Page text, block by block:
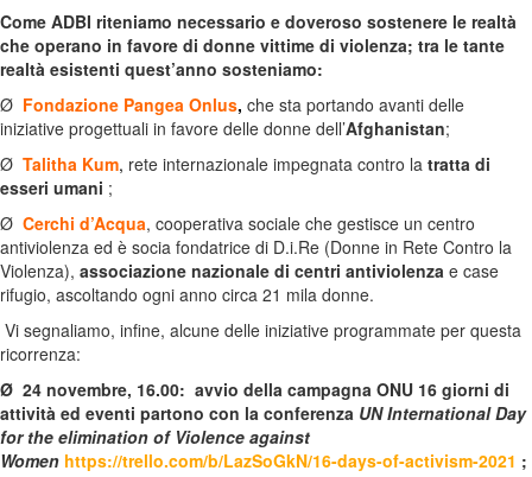
Come ADBI riteniamo necessario e doveroso sostenere le realtà
che operano in favore di donne vittime di violenza; tra le tante
realtà esistenti quest’anno sosteniamo:
Ø Fondazione Pangea Onlus, che sta portando avanti delle
iniziative progettuali in favore delle donne dell’Afghanistan;
Ø Talitha Kum, rete internazionale impegnata contro la tratta di
esseri umani ;
Ø Cerchi d’Acqua, cooperativa sociale che gestisce un centro
antiviolenza ed è socia fondatrice di D.i.Re (Donne in Rete Contro la
Violenza), associazione nazionale di centri antiviolenza e case
rifugio, ascoltando ogni anno circa 21 mila donne.
Vi segnaliamo, infine, alcune delle iniziative programmate per questa
ricorrenza:
Ø 24 novembre, 16.00: avvio della campagna ONU 16 giorni di
attività ed eventi partono con la conferenza UN International Day
for the elimination of Violence against
Women https://trello.com/b/LazSoGkN/16-days-of-activism-2021 ;